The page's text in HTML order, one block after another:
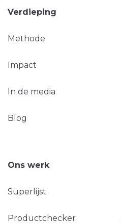
Verdieping
Methode
Impact
In de media
Blog
Ons werk
Superlijst
Productchecker